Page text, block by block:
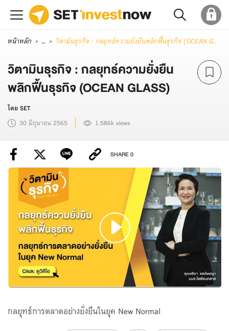
หน้าหลัก ... วิตามินธุรกิจ : กลยุทธ์ความยั่งยืนพลิกฟื้นธุรกิจ (OCEAN GLASS)
วิตามินธุรกิจ : กลยุทธ์ความยั่งยืน
พลิกฟื้นธุรกิจ (OCEAN GLASS)
โดย SET
30 มิถุนายน 2565
1.586k views
SHARE0
กลยุทธ์การตลาดอย่างยั่งยืนในยุค New Normal